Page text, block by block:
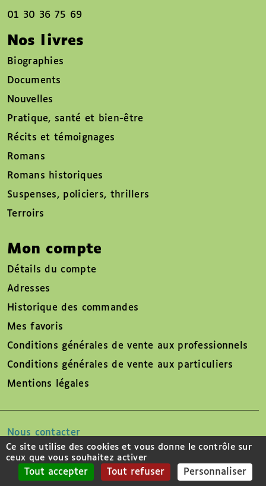
01 30 36 75 69
Nos livres
Biographies
Documents
Nouvelles
Pratique, santé et bien-être
Récits et témoignages
Romans
Romans historiques
Suspenses, policiers, thrillers
Terroirs
Mon compte
Détails du compte
Adresses
Historique des commandes
Mes favoris
Conditions générales de vente aux professionnels
Conditions générales de vente aux particuliers
Mentions légales
Nous contacter
Suivez-nous sur
Ce site utilise des cookies et vous donne le contrôle sur
ceux que vous souhaitez activer
Tout accepter Tout refuser Personnaliser